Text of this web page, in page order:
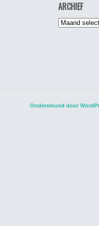
ARCHIEF
Archief
Ondersteund door